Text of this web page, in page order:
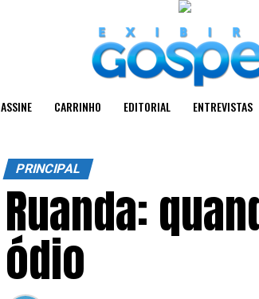
ASSINE CARRINHO EDITORIAL ENTREVISTAS
PRINCIPAL
Ruanda:
ódio